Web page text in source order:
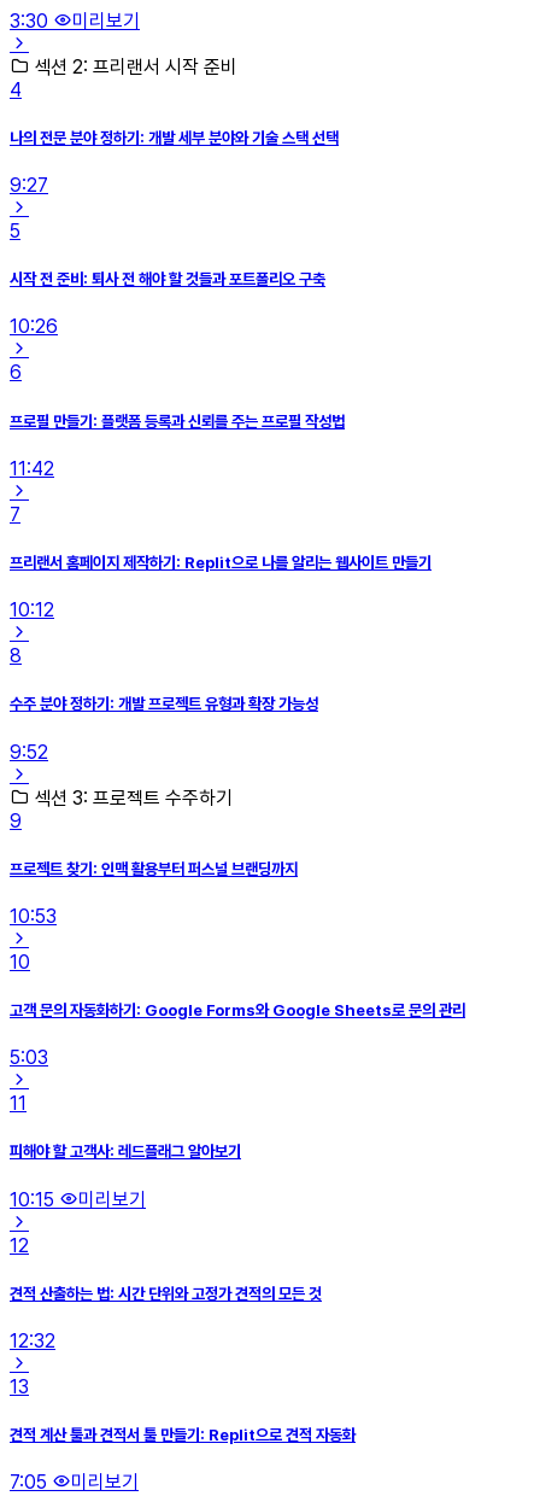
3:30
미리보기
섹션 2: 프리랜서 시작 준비
4
나의 전문 분야 정하기: 개발 세부 분야와 기술 스택 선택
9:27
5
시작 전 준비: 퇴사 전 해야 할 것들과 포트폴리오 구축
10:26
6
프로필 만들기: 플랫폼 등록과 신뢰를 주는 프로필 작성법
11:42
7
프리랜서 홈페이지 제작하기: Replit으로 나를 알리는 웹사이트 만들기
10:12
8
수주 분야 정하기: 개발 프로젝트 유형과 확장 가능성
9:52
섹션 3: 프로젝트 수주하기
9
프로젝트 찾기: 인맥 활용부터 퍼스널 브랜딩까지
10:53
10
고객 문의 자동화하기: Google Forms와 Google Sheets로 문의 관리
5:03
11
피해야 할 고객사: 레드플래그 알아보기
10:15
미리보기
12
견적 산출하는 법: 시간 단위와 고정가 견적의 모든 것
12:32
13
견적 계산 툴과 견적서 툴 만들기: Replit으로 견적 자동화
7:05
미리보기